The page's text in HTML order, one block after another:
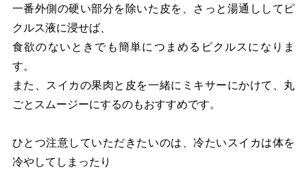
一番外側の硬い部分を除いた皮を、さっと湯通ししてピ
クルス液に浸せば、
食欲のないときでも簡単につまめるピクルスになりま
す。
また、スイカの果肉と皮を一緒にミキサーにかけて、丸
ごとスムージーにするのもおすすめです。
ひとつ注意していただきたいのは、冷たいスイカは体を
冷やしてしまったり